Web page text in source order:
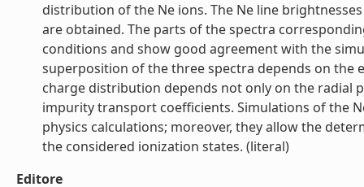
distribution of the Ne ions. The Ne line
are obtained. The parts of the spectra
conditions and show good agreement with the
superposition of the three spectra depends on the
charge distribution depends not only on the radial
impurity transport coefficients. Simulations of the
physics calculations; moreover, they allow the
the considered ionization states. (literal)
Editore